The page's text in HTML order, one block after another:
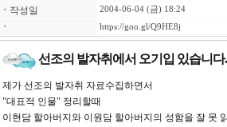
ㆍ 작성일 2004-06-04 (금) 18:24
ㆍ https://goo.gl/Q9HE8j
선조의 발자취에서 오기입 있습니
제가 선조의 발자취 자료수집하면서
"대표적 인물" 정리할때
이현담 할아버지와 이원담 할아버지의 성함을 잘 못